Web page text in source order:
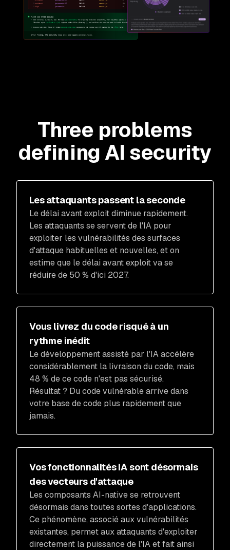
Three problems
defining AI security
Les attaquants passent la seconde
Le délai avant exploit diminue rapidement.
Les attaquants se servent de l'IA pour
exploiter les vulnérabilités des surfaces
d'attaque habituelles et nouvelles, et on
estime que le délai avant exploit va se
réduire de 50 % d'ici 2027.
Vous livrez du code risqué à un
rythme inédit
Le développement assisté par l'IA accélère
considérablement la livraison du code, mais
48 % de ce code n'est pas sécurisé.
Résultat ? Du code vulnérable arrive dans
votre base de code plus rapidement que
jamais.
Vos fonctionnalités IA sont désormais
des vecteurs d'attaque
Les composants AI-native se retrouvent
désormais dans toutes sortes d'applications.
Ce phénomène, associé aux vulnérabilités
existantes, permet aux attaquants d'exploiter
directement la puissance de l'IA et fait ainsi